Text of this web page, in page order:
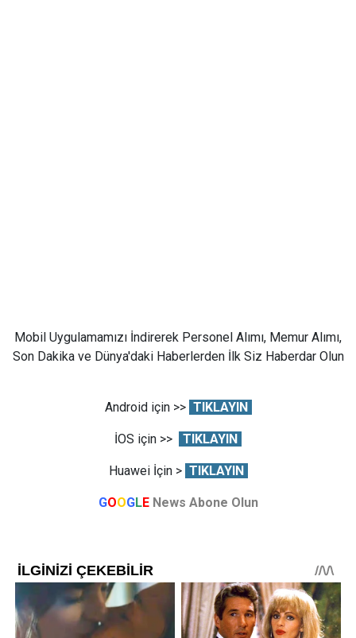
Mobil Uygulamamızı İndirerek Personel Alımı, Memur Alımı,
Son Dakika ve Dünya'daki Haberlerden İlk Siz Haberdar Olun
Android için >> TIKLAYIN
İOS için >> TIKLAYIN
Huawei İçin > TIKLAYIN
GOOGLE News Abone Olun